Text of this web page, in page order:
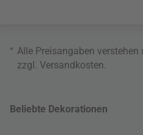
* Alle Preisangaben
zzgl. Versandkosten
Beliebte Dekorationen